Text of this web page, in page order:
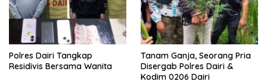
Polres Dairi Tangkap
Residivis Bersama Wanita
Tanam Ganja, Seorang Pria
Disergab Polres Dairi &
Kodim 0206 Dairi